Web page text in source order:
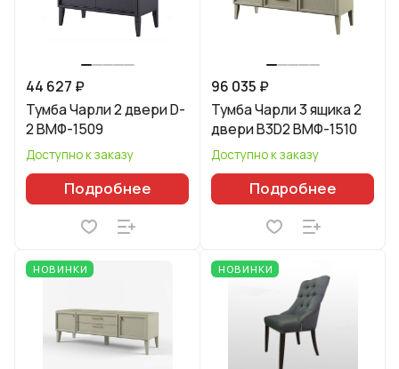
44 627 ₽
Тумба Чарли 2 двери D-
2 ВМФ-1509
Доступно к заказу
Подробнее
96 035 ₽
Тумба Чарли 3 ящика 2
двери B3D2 ВМФ-1510
Доступно к заказу
Подробнее
НОВИНКИ НОВИНКИ